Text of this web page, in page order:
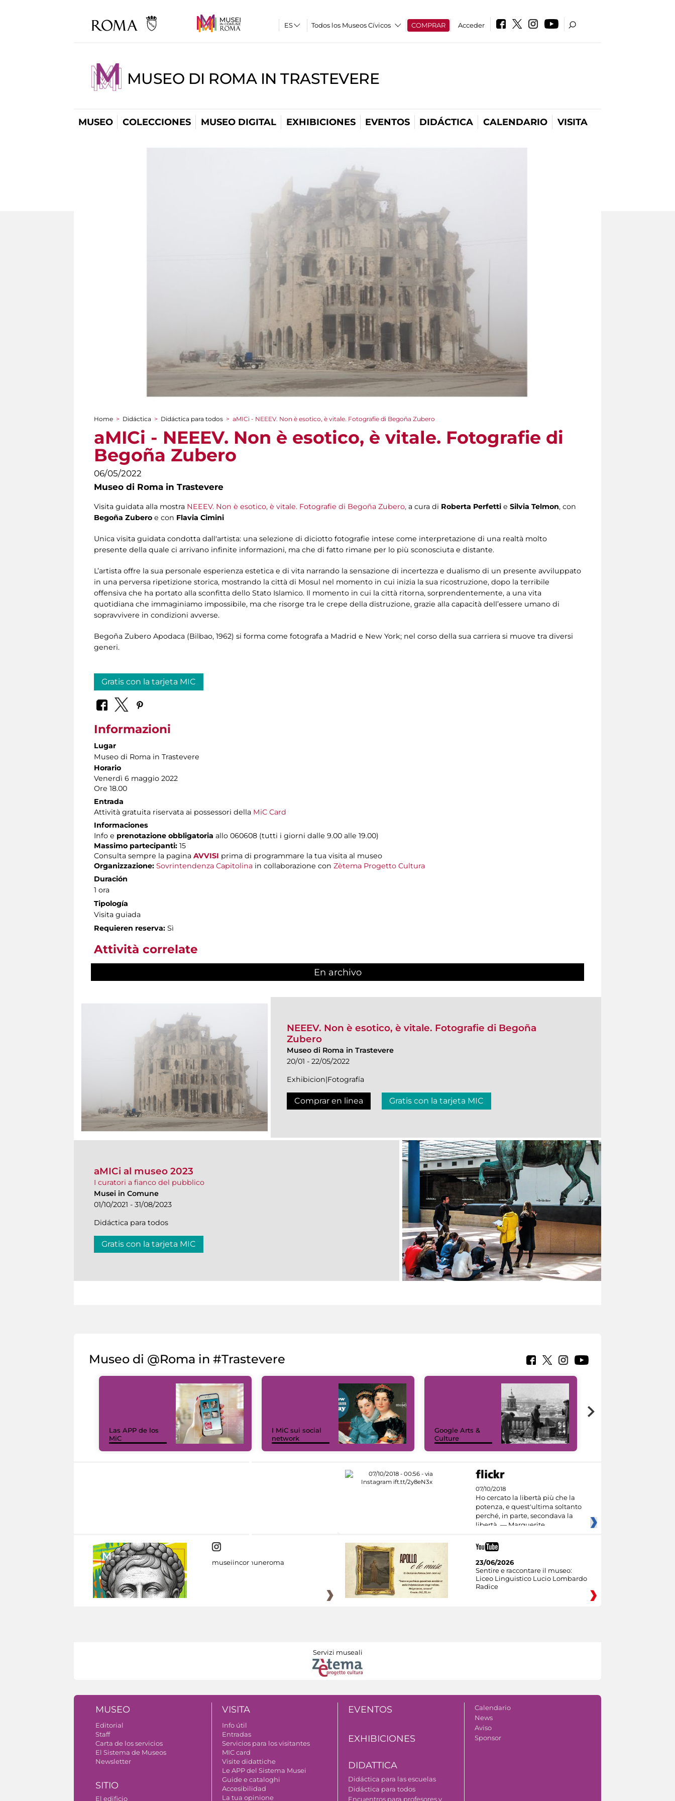
Todos los Museos Cívicos COMPRAR Acceder
MUSEO DI ROMA IN TRASTEVERE
MUSEO COLECCIONES MUSEO DIGITAL EXHIBICIONES EVENTOS DIDÁCTICA CALENDARIO VISITA
You are here
Home > Didáctica > Didáctica para todos > aMICi - NEEEV. Non è esotico, è vitale. Fotografie di Begoña Zubero
aMICi - NEEEV. Non è esotico, è vitale. Fotografie di
Begoña Zubero
06/05/2022
Museo di Roma in Trastevere
Visita guidata alla mostra NEEEV. Non è esotico, è vitale. Fotografie di Begoña Zubero, a cura di Roberta Perfetti e Silvia Telmon, con
Begoña Zubero e con Flavia Cimini
Unica visita guidata condotta dall'artista: una selezione di diciotto fotografie intese come interpretazione di una realtà molto
presente della quale ci arrivano infinite informazioni, ma che di fatto rimane per lo più sconosciuta e distante.
L’artista offre la sua personale esperienza estetica e di vita narrando la sensazione di incertezza e dualismo di un presente avviluppato
in una perversa ripetizione storica, mostrando la città di Mosul nel momento in cui inizia la sua ricostruzione, dopo la terribile
offensiva che ha portato alla sconfitta dello Stato Islamico. Il momento in cui la città ritorna, sorprendentemente, a una vita
quotidiana che immaginiamo impossibile, ma che risorge tra le crepe della distruzione, grazie alla capacità dell’essere umano di
sopravvivere in condizioni avverse.
Begoña Zubero Apodaca (Bilbao, 1962) si forma come fotografa a Madrid e New York; nel corso della sua carriera si muove tra diversi
generi.
Gratis con la tarjeta MIC
Informazioni
Lugar
Museo di Roma in Trastevere
Horario
Venerdì 6 maggio 2022
Ore 18.00
Entrada
Attività gratuita riservata ai possessori della MiC Card
Informaciones
Info e prenotazione obbligatoria allo 060608 (tutti i giorni dalle 9.00 alle 19.00)
Massimo partecipanti: 15
Consulta sempre la pagina AVVISI prima di programmare la tua visita al museo
Organizzazione: Sovrintendenza Capitolina in collaborazione con Zètema Progetto Cultura
Duración
1 ora
Tipología
Visita guiada
Requieren reserva: Sì
Attività correlate
En archivo
NEEEV. Non è esotico, è vitale. Fotografie di Begoña
Zubero
Museo di Roma in Trastevere
20/01 - 22/05/2022
Exhibicion|Fotografía
Comprar en linea Gratis con la tarjeta MIC
aMICi al museo 2023
I curatori a fianco del pubblico
Musei in Comune
01/10/2021 - 31/08/2023
Didáctica para todos
Gratis con la tarjeta MIC
Museo di @Roma in #Trastevere
Las APP de los
MiC
I MiC sui social
network
Google Arts &
Culture
07/10/2018
Ho cercato la libertà più che la
potenza, e quest'ultima soltanto
perché, in parte, secondava la
libertà. — Marguerite
museiincomuneroma
23/06/2026
Sentire e raccontare il museo:
Liceo Linguistico Lucio Lombardo
Radice
Servizi museali
MUSEO
Editorial
Staff
Carta de los servicios
El Sistema de Museos
Newsletter
SITIO
El edificio
VISITA
Info útil
Entradas
Servicios para los visitantes
MIC card
Visite didattiche
Le APP del Sistema Musei
Guide e cataloghi
Accesibilidad
La tua opinione
EVENTOS
EXHIBICIONES
DIDATTICA
Didáctica para las escuelas
Didáctica para todos
Encuentros para profesores y
Calendario
News
Aviso
Sponsor